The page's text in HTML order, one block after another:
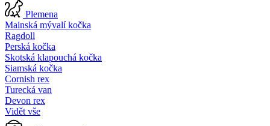
Plemena
Mainská mývalí kočka
Ragdoll
Perská kočka
Skotská klapouchá kočka
Siamská kočka
Cornish rex
Turecká van
Devon rex
Vidět vše